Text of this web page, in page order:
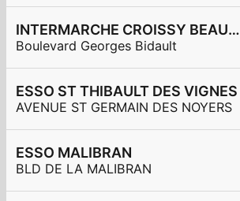
INTERMARCHE CROISSY BEAUBOURG
Boulevard Georges Bidault
ESSO ST THIBAULT DES VIGNES
AVENUE ST GERMAIN DES NOYERS
ESSO MALIBRAN
BLD DE LA MALIBRAN